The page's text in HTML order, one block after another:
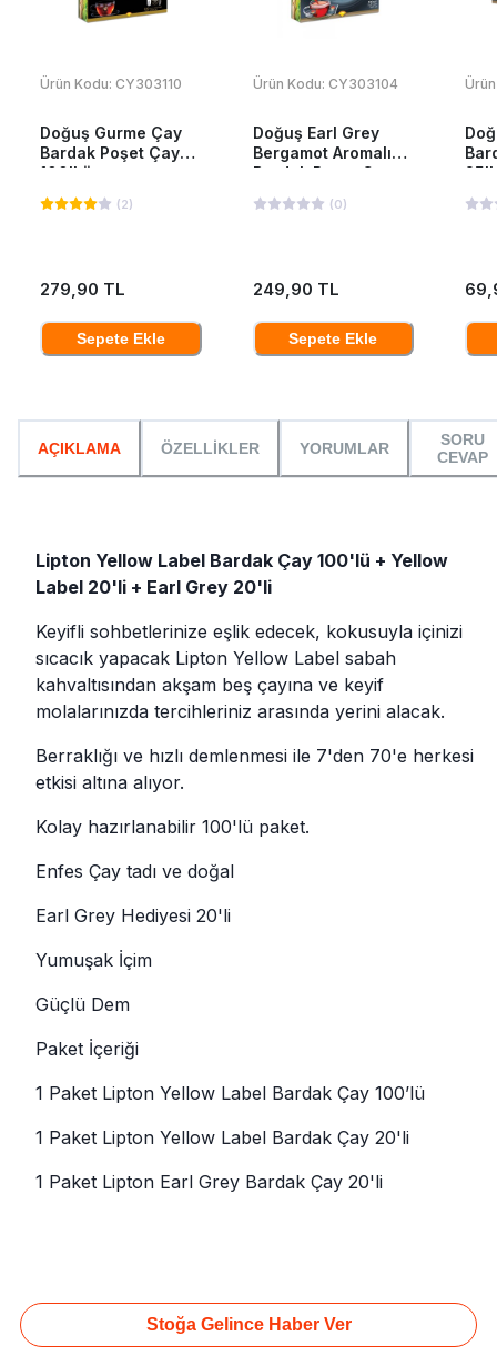
Ürün Kodu: CY303110
Doğuş Gurme Çay
Bardak Poşet Çay
100'Lü
(2)
279,90 TL
Sepete Ekle
Ürün Kodu: CY303104
Doğuş Earl Grey
Bergamot Aromalı
Bardak Poşet Çay
(0)
249,90 TL
Sepete Ekle
AÇIKLAMA ÖZELLİKLER YORUMLAR
SORU
CEVAP
Lipton Yellow Label Bardak Çay 100'lü + Yellow
Label 20'li + Earl Grey 20'li
Keyifli sohbetlerinize eşlik edecek, kokusuyla içinizi
sıcacık yapacak Lipton Yellow Label sabah
kahvaltısından akşam beş çayına ve keyif
molalarınızda tercihleriniz arasında yerini alacak.
Berraklığı ve hızlı demlenmesi ile 7'den 70'e herkesi
etkisi altına alıyor.
Kolay hazırlanabilir 100'lü paket.
Enfes Çay tadı ve doğal
Earl Grey Hediyesi 20'li
Yumuşak İçim
Güçlü Dem
Paket İçeriği
1 Paket Lipton Yellow Label Bardak Çay 100’lü
1 Paket Lipton Yellow Label Bardak Çay 20'li
1 Paket Lipton Earl Grey Bardak Çay 20'li
Stoğa Gelince Haber Ver